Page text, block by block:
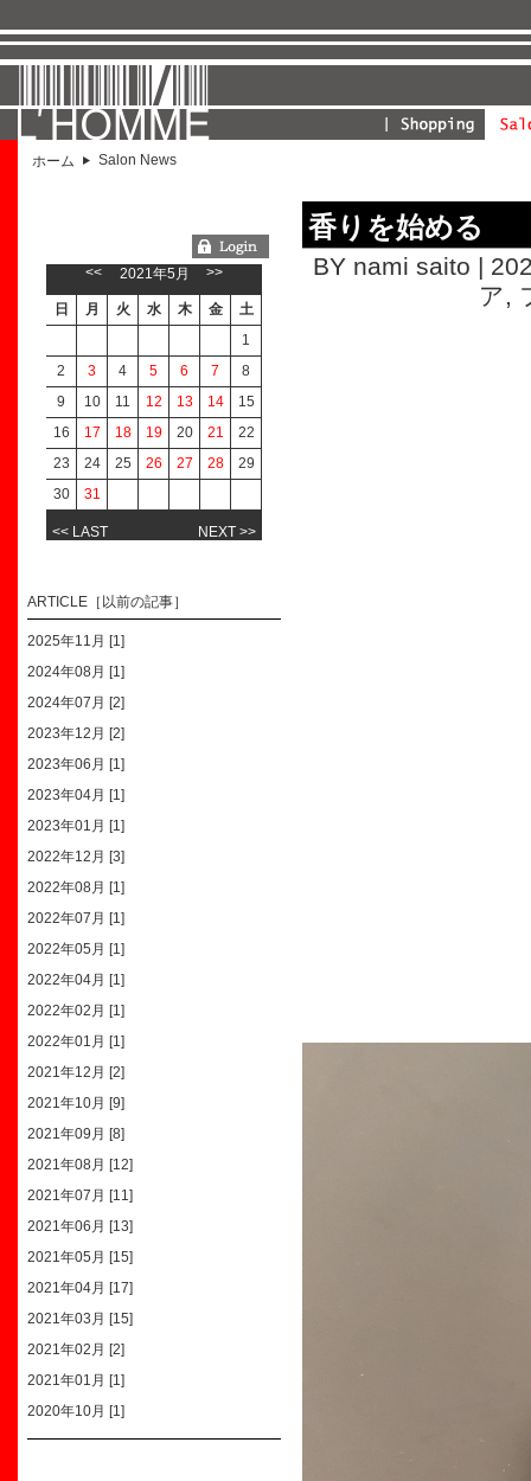
ホーム Salon News
香りを始める
BY nami saito |
ア,
<<
2021年5月 >>
日 月 火 水 木 金
土
1
2
3 4 5 6 7
8
9
10 11 12 13 14
15
16
17 18 19 20 21
22
23
24 25 26 27 28
29
30
31
<< LAST NEXT >>
ARTICLE［以前の記事］
2025年11月 [1]
2024年08月 [1]
2024年07月 [2]
2023年12月 [2]
2023年06月 [1]
2023年04月 [1]
2023年01月 [1]
2022年12月 [3]
2022年08月 [1]
2022年07月 [1]
2022年05月 [1]
2022年04月 [1]
2022年02月 [1]
2022年01月 [1]
2021年12月 [2]
2021年10月 [9]
2021年09月 [8]
2021年08月 [12]
2021年07月 [11]
2021年06月 [13]
2021年05月 [15]
2021年04月 [17]
2021年03月 [15]
2021年02月 [2]
2021年01月 [1]
2020年10月 [1]